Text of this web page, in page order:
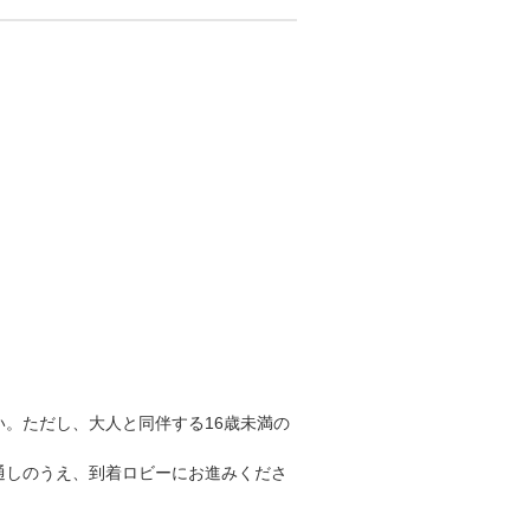
ただし、大人と同伴する16歳未満の
のうえ、到着ロビーにお進みくださ